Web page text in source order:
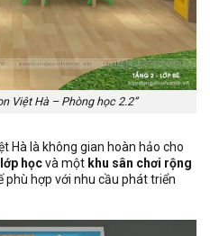
Việt Hà – Phòng học 2.2”
Hà là không gian hoàn hảo cho
họcvà một khu sân chơi rộng
phù hợp với nhu cầu phát triển